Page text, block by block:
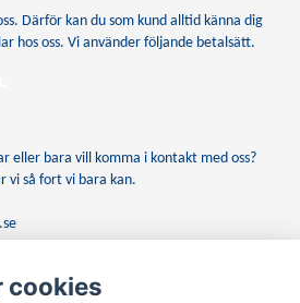
Därför kan du som kund alltid känna dig
hos oss. Vi använder följande betalsätt.
eller bara vill komma i kontakt med oss?
vi så fort vi bara kan.
cookies